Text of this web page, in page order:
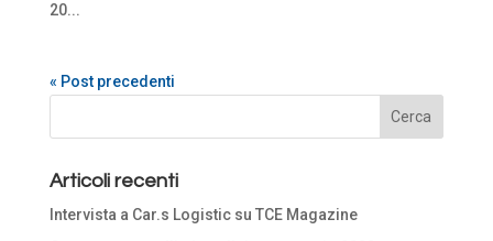
20...
« Post precedenti
Articoli recenti
Intervista a Car.s Logistic su TCE Magazine